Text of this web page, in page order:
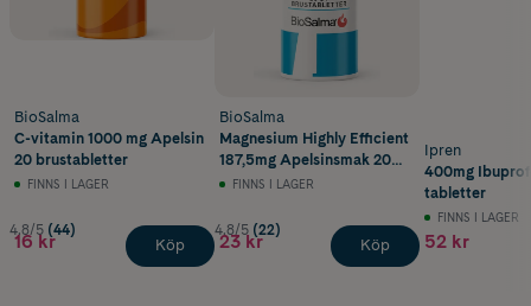
BioSalma
C-vitamin 1000 mg Apelsin
20 brustabletter
FINNS I LAGER
4.8/5 (44)
16 kr Köp
BioSalma
Magnesium Highly Efficient
187,5mg Apelsinsmak 20
brustabletter
FINNS I LAGER
4.8/5 (22)
23 kr Köp
Ipren
400mg
tabletter
FINNS I LAGER
52 kr